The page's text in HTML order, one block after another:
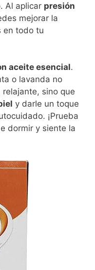
Al aplicar presión
mejorar la
en todo tu
aceite esencial.
o lavanda no
sino que
y darle un toque
¡Prueba
dormir y siente la